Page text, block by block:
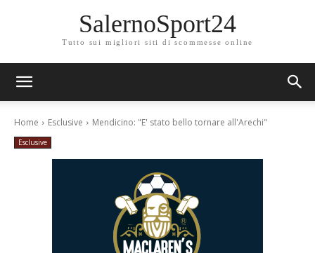
SalernoSport24
Tutto sui migliori siti di scommesse online
Home Esclusive Mendicino: "E' stato bello tornare all'Arechi"
Esclusive